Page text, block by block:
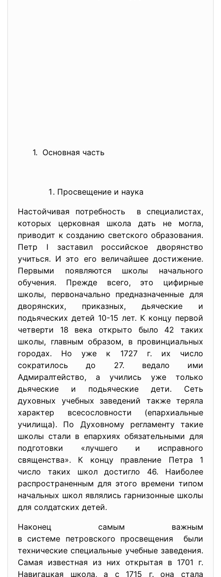
1. Основная часть
Просвещение и наука
Настойчивая потребность в специалистах,
которых церковная школа дать не могла,
приводит к созданию светского образования.
Петр I заставил российское дворянство
учиться. И это его величайшее достижение.
Первыми появляются школы начального
обучения. Прежде всего, это цифирные
школы, первоначально предназначенные для
дворянских, приказных, дьяческие и
подьяческих детей 10-15 лет. К концу первой
четверти 18 века открыто было 42 таких
школы, главным образом, в провинциальных
городах. Но уже к 1727 г. их число
сократилось до 27. ведало ими
Адмиралтейство, а учились уже только
дьяческие и подьяческие дети. Сеть
духовных учебных заведений также теряла
характер всесословности (епархиальные
училища). По Духовному регламенту такие
школы стали в епархиях обязательными для
подготовки «лучшего и исправного
священства». К концу правление Петра 1
число таких школ достигло 46. Наиболее
распространенным для этого времени типом
начальных школ являлись гарнизонные школы
для солдатских детей.
Наконец самым важным
в системе петровского просвещения были
технические специальные учебные заведения.
Самая известная из них открытая в 1701 г.
Навигацкая школа, а с 1715 г. она стала